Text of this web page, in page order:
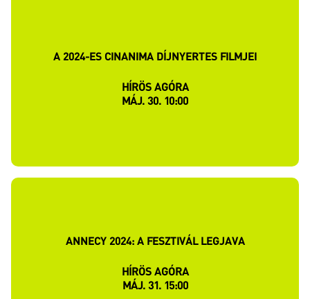
A 2024-ES CINANIMA DÍJNYERTES FILMJEI
HÍRÖS AGÓRA
MÁJ. 30. 10:00
ANNECY 2024: A FESZTIVÁL LEGJAVA
HÍRÖS AGÓRA
MÁJ. 31. 15:00